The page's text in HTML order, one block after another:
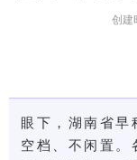
眼下，湖南省早
空档、不闲置。
创建